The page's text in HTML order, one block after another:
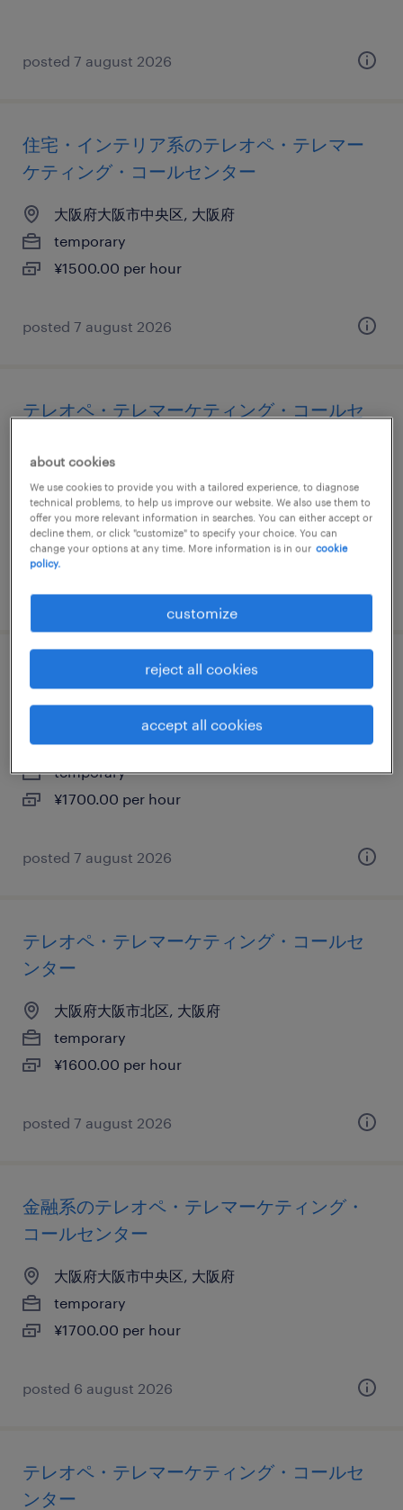
posted 7 august 2026
住宅・インテリア系のテレオペ・テレマー
ケティング・コールセンター
大阪府大阪市中央区, 大阪府
temporary
¥1500.00 per hour
posted 7 august 2026
テレオペ・テレマーケティング・コールセ
大阪府大阪市北区, 大阪府
temporary
¥1500.00 per hour
posted 7 august 2026
it・web系のテレオペ・テレマーケティン
グ・コールセンター
大阪府大阪市中央区, 大阪府
temporary
¥1700.00 per hour
posted 7 august 2026
テレオペ・テレマーケティング・コールセ
ンター
大阪府大阪市北区, 大阪府
temporary
¥1600.00 per hour
posted 7 august 2026
金融系のテレオペ・テレマーケティング・
コールセンター
大阪府大阪市中央区, 大阪府
temporary
¥1700.00 per hour
posted 6 august 2026
テレオペ・テレマーケティング・コールセ
ンター
about cookies
We use cookies to provide you with a tailored experience, to diagnose
technical problems, to help us improve our website. We also use them to
offer you more relevant information in searches. You can either accept or
decline them, or click "customize" to specify your choice. You can
change your options at any time. More information is in our cookie
policy.
customize
reject all cookies
accept all cookies